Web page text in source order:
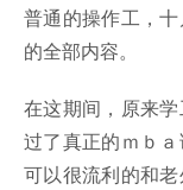
普通的操作工，
的全部内容。
在这期间，原来
过了真正的ｍｂ
可以很流利的和